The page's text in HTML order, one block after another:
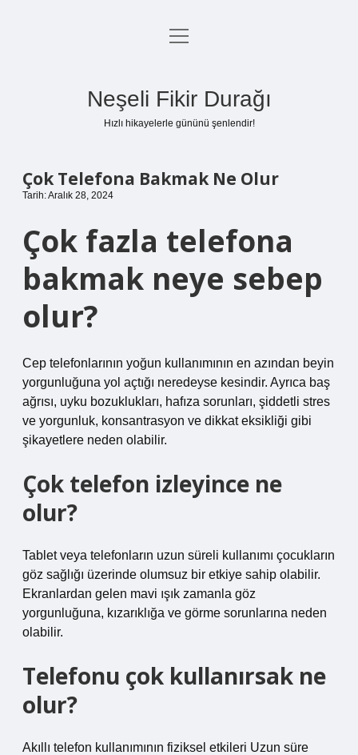
Anasayfa
menüyü
Neşeli Fikir Durağı
Hızlı hikayelerle gününü şenlendir!
Çok Telefona Bakmak Ne Olur
Tarih: Aralık 28, 2024
Çok fazla telefona
bakmak neye sebep
olur?
Cep telefonlarının yoğun kullanımının en azından beyin
yorgunluğuna yol açtığı neredeyse kesindir. Ayrıca baş
ağrısı, uyku bozuklukları, hafıza sorunları, şiddetli stres
ve yorgunluk, konsantrasyon ve dikkat eksikliği gibi
şikayetlere neden olabilir.
Çok telefon izleyince ne
olur?
Tablet veya telefonların uzun süreli kullanımı çocukların
göz sağlığı üzerinde olumsuz bir etkiye sahip olabilir.
Ekranlardan gelen mavi ışık zamanla göz
yorgunluğuna, kızarıklığa ve görme sorunlarına neden
olabilir.
Telefonu çok kullanırsak ne
olur?
Akıllı telefon kullanımının fiziksel etkileri Uzun süre